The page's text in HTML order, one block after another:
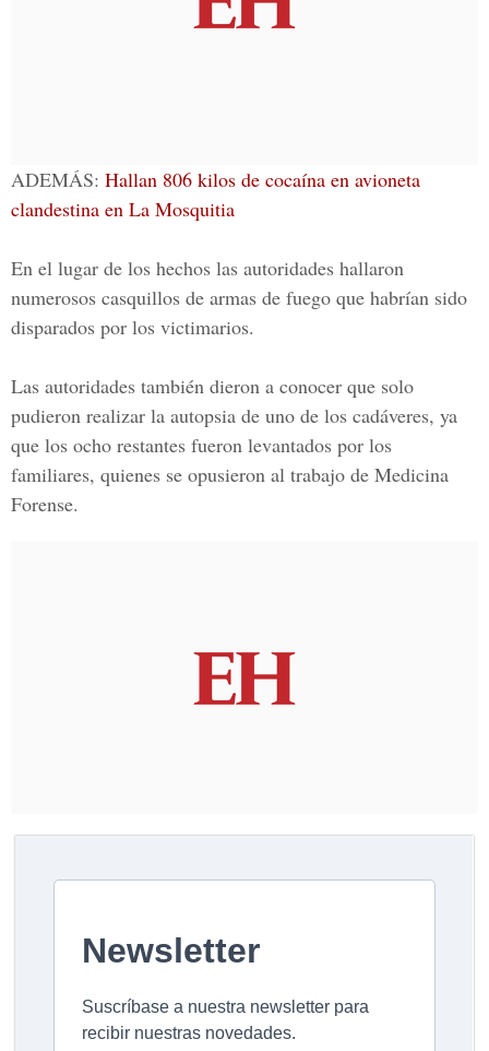
ADEMÁS: Hallan 806 kilos de cocaína en avioneta
clandestina en La Mosquitia
En el lugar de los hechos las autoridades hallaron
numerosos casquillos de armas de fuego que habrían sido
disparados por los victimarios.
Las autoridades también dieron a conocer que solo
pudieron realizar la autopsia de uno de los cadáveres, ya
que los ocho restantes fueron levantados por los
familiares, quienes se opusieron al trabajo de Medicina
Forense.